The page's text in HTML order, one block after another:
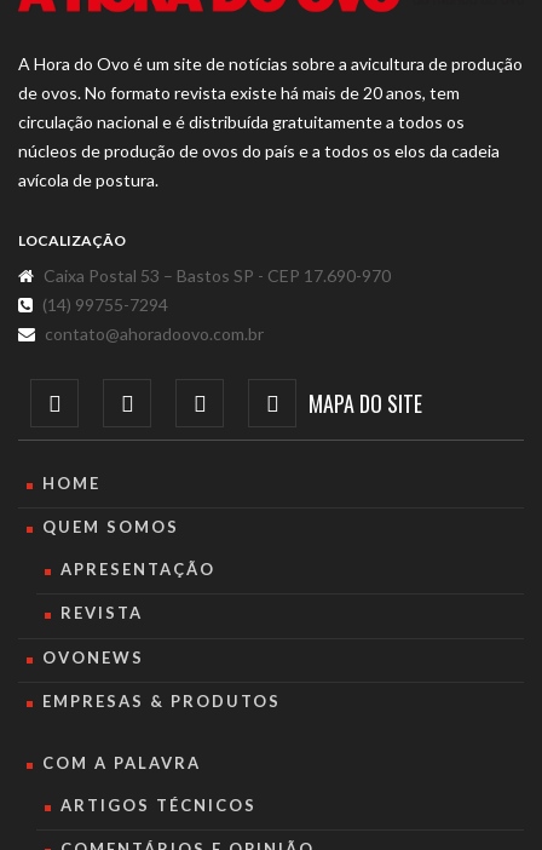
A Hora do Ovo é um site de notícias sobre a avicultura de produção
de ovos. No formato revista existe há mais de 20 anos, tem
circulação nacional e é distribuída gratuitamente a todos os
núcleos de produção de ovos do país e a todos os elos da cadeia
avícola de postura.
LOCALIZAÇÃO
Caixa Postal 53 – Bastos SP - CEP 17.690-970
(14) 99755-7294
contato@ahoradoovo.com.br
MAPA DO SITE
HOME
QUEM SOMOS
APRESENTAÇÃO
REVISTA
OVONEWS
EMPRESAS & PRODUTOS
COM A PALAVRA
ARTIGOS TÉCNICOS